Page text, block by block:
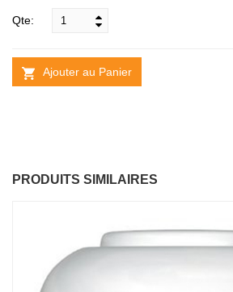
Qte:
Ajouter au Panier
PRODUITS SIMILAIRES